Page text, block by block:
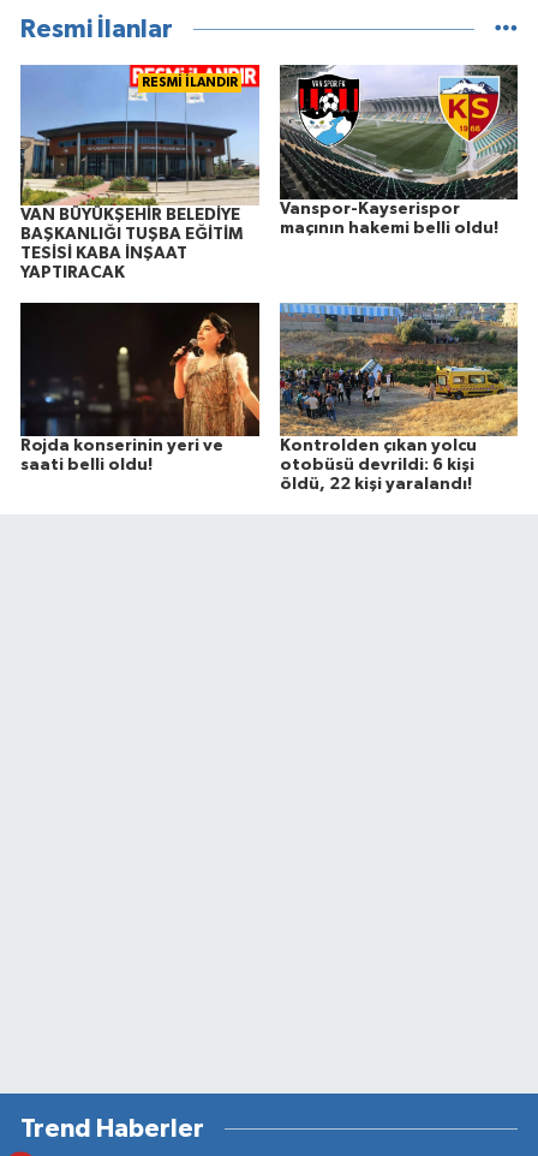
Resmi İlanlar
RESMİ İLANDIR
VAN BÜYÜKŞEHİR BELEDİYE
BAŞKANLIĞI TUŞBA EĞİTİM
TESİSİ KABA İNŞAAT
YAPTIRACAK
Vanspor-Kayserispor
maçının hakemi belli oldu!
Rojda konserinin yeri ve
saati belli oldu!
Kontrolden çıkan yolcu
otobüsü devrildi: 6 kişi
öldü, 22 kişi yaralandı!
Trend Haberler